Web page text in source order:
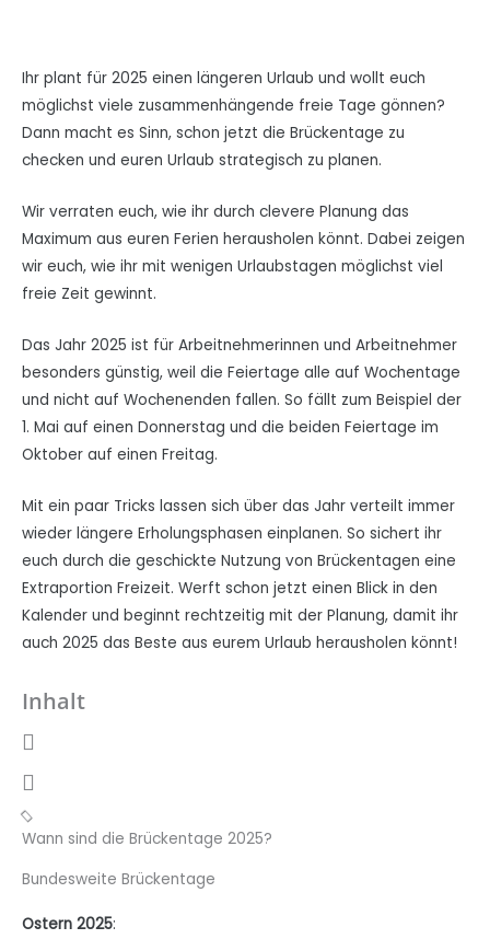
Ihr plant für 2025 einen längeren Urlaub und wollt euch
möglichst viele zusammenhängende freie Tage gönnen?
Dann macht es Sinn, schon jetzt die Brückentage zu
checken und euren Urlaub strategisch zu planen.
Wir verraten euch, wie ihr durch clevere Planung das
Maximum aus euren Ferien herausholen könnt. Dabei zeigen
wir euch, wie ihr mit wenigen Urlaubstagen möglichst viel
freie Zeit gewinnt.
Das Jahr 2025 ist für Arbeitnehmerinnen und Arbeitnehmer
besonders günstig, weil die Feiertage alle auf Wochentage
und nicht auf Wochenenden fallen. So fällt zum Beispiel der
1. Mai auf einen Donnerstag und die beiden Feiertage im
Oktober auf einen Freitag.
Mit ein paar Tricks lassen sich über das Jahr verteilt immer
wieder längere Erholungsphasen einplanen. So sichert ihr
euch durch die geschickte Nutzung von Brückentagen eine
Extraportion Freizeit. Werft schon jetzt einen Blick in den
Kalender und beginnt rechtzeitig mit der Planung, damit ihr
auch 2025 das Beste aus eurem Urlaub herausholen könnt!
Inhalt
Wann sind die Brückentage 2025?
Bundesweite Brückentage
Ostern 2025: